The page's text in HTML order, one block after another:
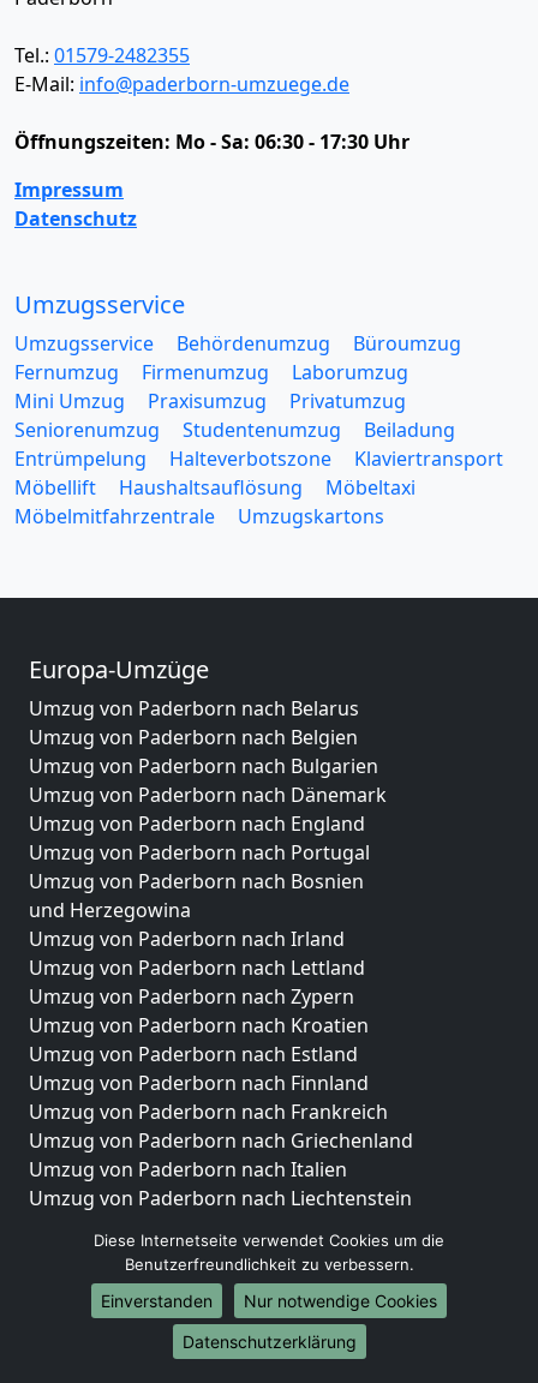
Tel.: 01579-2482355
E-Mail: info@paderborn-umzuege.de
Öffnungszeiten: Mo - Sa: 06:30 - 17:30 Uhr
Impressum
Datenschutz
Umzugsservice
Umzugsservice Behördenumzug
Büroumzug
Fernumzug
Firmenumzug
Laborumzug
Mini Umzug
Praxisumzug
Privatumzug
Seniorenumzug
Studentenumzug
Beiladung
Entrümpelung
Halteverbotszone
Klaviertransport
Möbellift
Haushaltsauflösung
Möbeltaxi
Möbelmitfahrzentrale
Umzugskartons
Europa-Umzüge
Umzug von Paderborn nach Belarus
Umzug von Paderborn nach Belgien
Umzug von Paderborn nach Bulgarien
Umzug von Paderborn nach Dänemark
Umzug von Paderborn nach England
Umzug von Paderborn nach Portugal
Umzug von Paderborn nach Bosnien
und Herzegowina
Umzug von Paderborn nach Irland
Umzug von Paderborn nach Lettland
Umzug von Paderborn nach Zypern
Umzug von Paderborn nach Kroatien
Umzug von Paderborn nach Estland
Umzug von Paderborn nach Finnland
Umzug von Paderborn nach Frankreich
Umzug von Paderborn nach Griechenland
Umzug von Paderborn nach Italien
Umzug von Paderborn nach Liechtenstein
Umzug von Paderborn nach Niederlande
Umzug von Paderborn nach Norwegen
Umzüge-Deutschlandweit
Diese Internetseite verwendet Cookies um die
Benutzerfreundlichkeit zu verbessern.
Einverstanden
Nur notwendige Cookies
Datenschutzerklärung